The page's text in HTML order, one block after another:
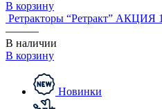
В корзину
Ретракторы “Ретракт” АКЦИЯ
———
В наличии
В корзину
Новинки